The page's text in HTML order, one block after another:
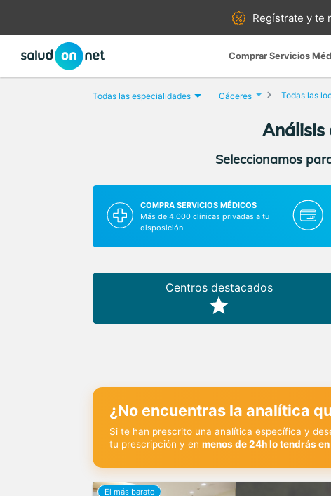
Regístrate yte
Comprar Servicios
Todas las especialidades Cáceres Todas las
Análisis
Seleccionamos
COMPRA SERVICIOS MÉDICOS
Más de 4.000 clínicas privadas a tu
disposición
Centros destacados
¿No encuentras la analítica
Si te han prescrito una analítica específica y
tu prescripción y en menos de 24h lo tendrás